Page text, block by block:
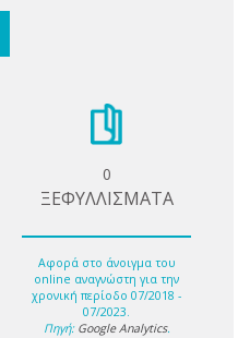
0
ΞΕΦΥΛΛΙΣΜΑΤΑ
Αφορά στο άνοιγμα του
online αναγνώστη για την
χρονική περίοδο 07/2018 -
07/2023.
Πηγή: Google Analytics.